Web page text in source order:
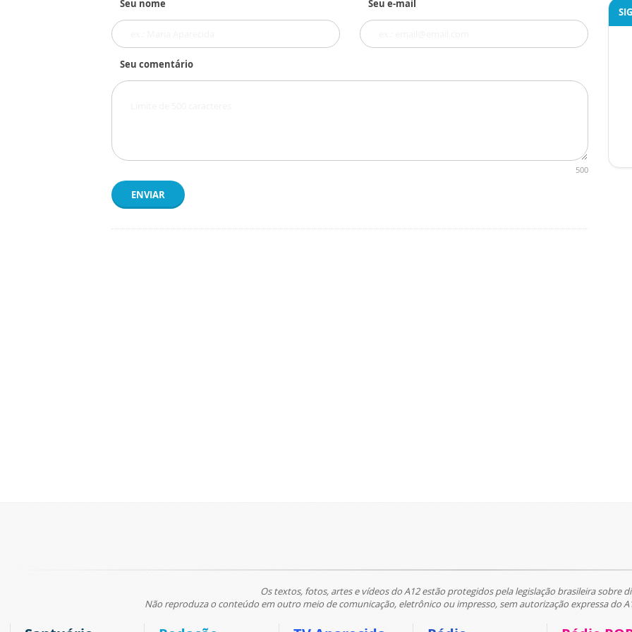
Seu nome Seu e-mail
Seu comentário
500
ENVIAR
Os textos, fotos, artes e vídeos do A12 estão protegidos pela legislação brasileira sobre
Não reproduza o conteúdo em outro meio de comunicação, eletrônico ou impresso, sem autorização expressa do